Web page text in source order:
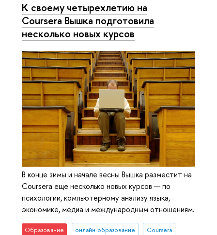
К своему четырехлетию на
Coursera Вышка подготовила
несколько новых курсов
В конце зимы и начале весны Вышка разместит на
Coursera еще несколько новых курсов — по
психологии, компьютерному анализу языка,
экономике, медиа и международным отношениям.
Образование онлайн-образование Coursera